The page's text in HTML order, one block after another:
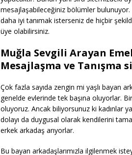
mesajlaşabileceğiniz bölümler bulunuyor.
daha iyi tanımak isterseniz de hiçbir
üye olabilirsiniz.
Muğla Sevgili Arayan
Mesajlaşma ve Tanışma
Çok fazla sayıda zengin mi yaşlı bayan
genelde evlerinde tek başına oluyorlar.
oluyoruz. Ancak biliyorsunuz ki kadınlar
dolayı da duygusal olarak kendilerini
erkek arkadaş arıyorlar.
Bu bayan arkadaşlarımızla ilgilenmek